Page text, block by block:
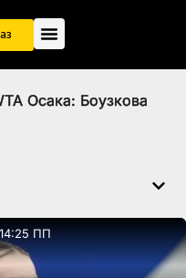
Осака: Боузкова
ПП